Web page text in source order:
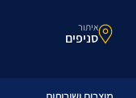
איתור
סניפים